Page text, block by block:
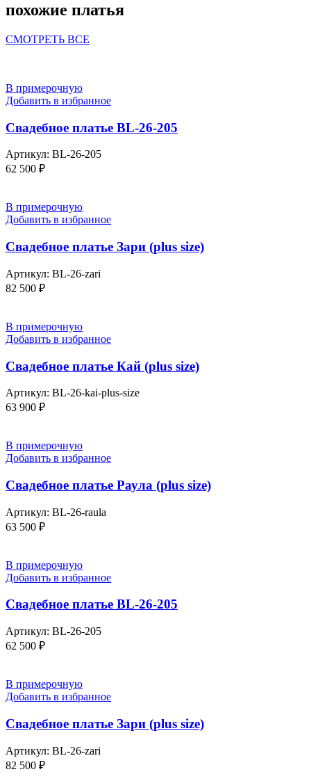
похожие платья
СМОТРЕТЬ ВСЕ
В примерочную
Добавить в избранное
Свадебное платье BL-26-205
Артикул: BL-26-205
62 500 ₽
В примерочную
Добавить в избранное
Свадебное платье Зари (plus size)
Артикул: BL-26-zari
82 500 ₽
В примерочную
Добавить в избранное
Свадебное платье Кай (plus size)
Артикул: BL-26-kai-plus-size
63 900 ₽
В примерочную
Добавить в избранное
Свадебное платье Раула (plus size)
Артикул: BL-26-raula
63 500 ₽
В примерочную
Добавить в избранное
Свадебное платье BL-26-205
Артикул: BL-26-205
62 500 ₽
В примерочную
Добавить в избранное
Свадебное платье Зари (plus size)
Артикул: BL-26-zari
82 500 ₽